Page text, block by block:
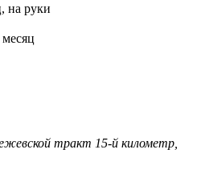
на руки
тракт 15-й километр,